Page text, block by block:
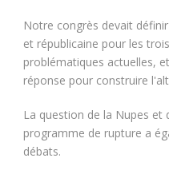
Notre congrès devait
et républicaine pour les
problématiques actuelles,
réponse pour construire
La question de la Nupes et
programme de rupture a
débats.